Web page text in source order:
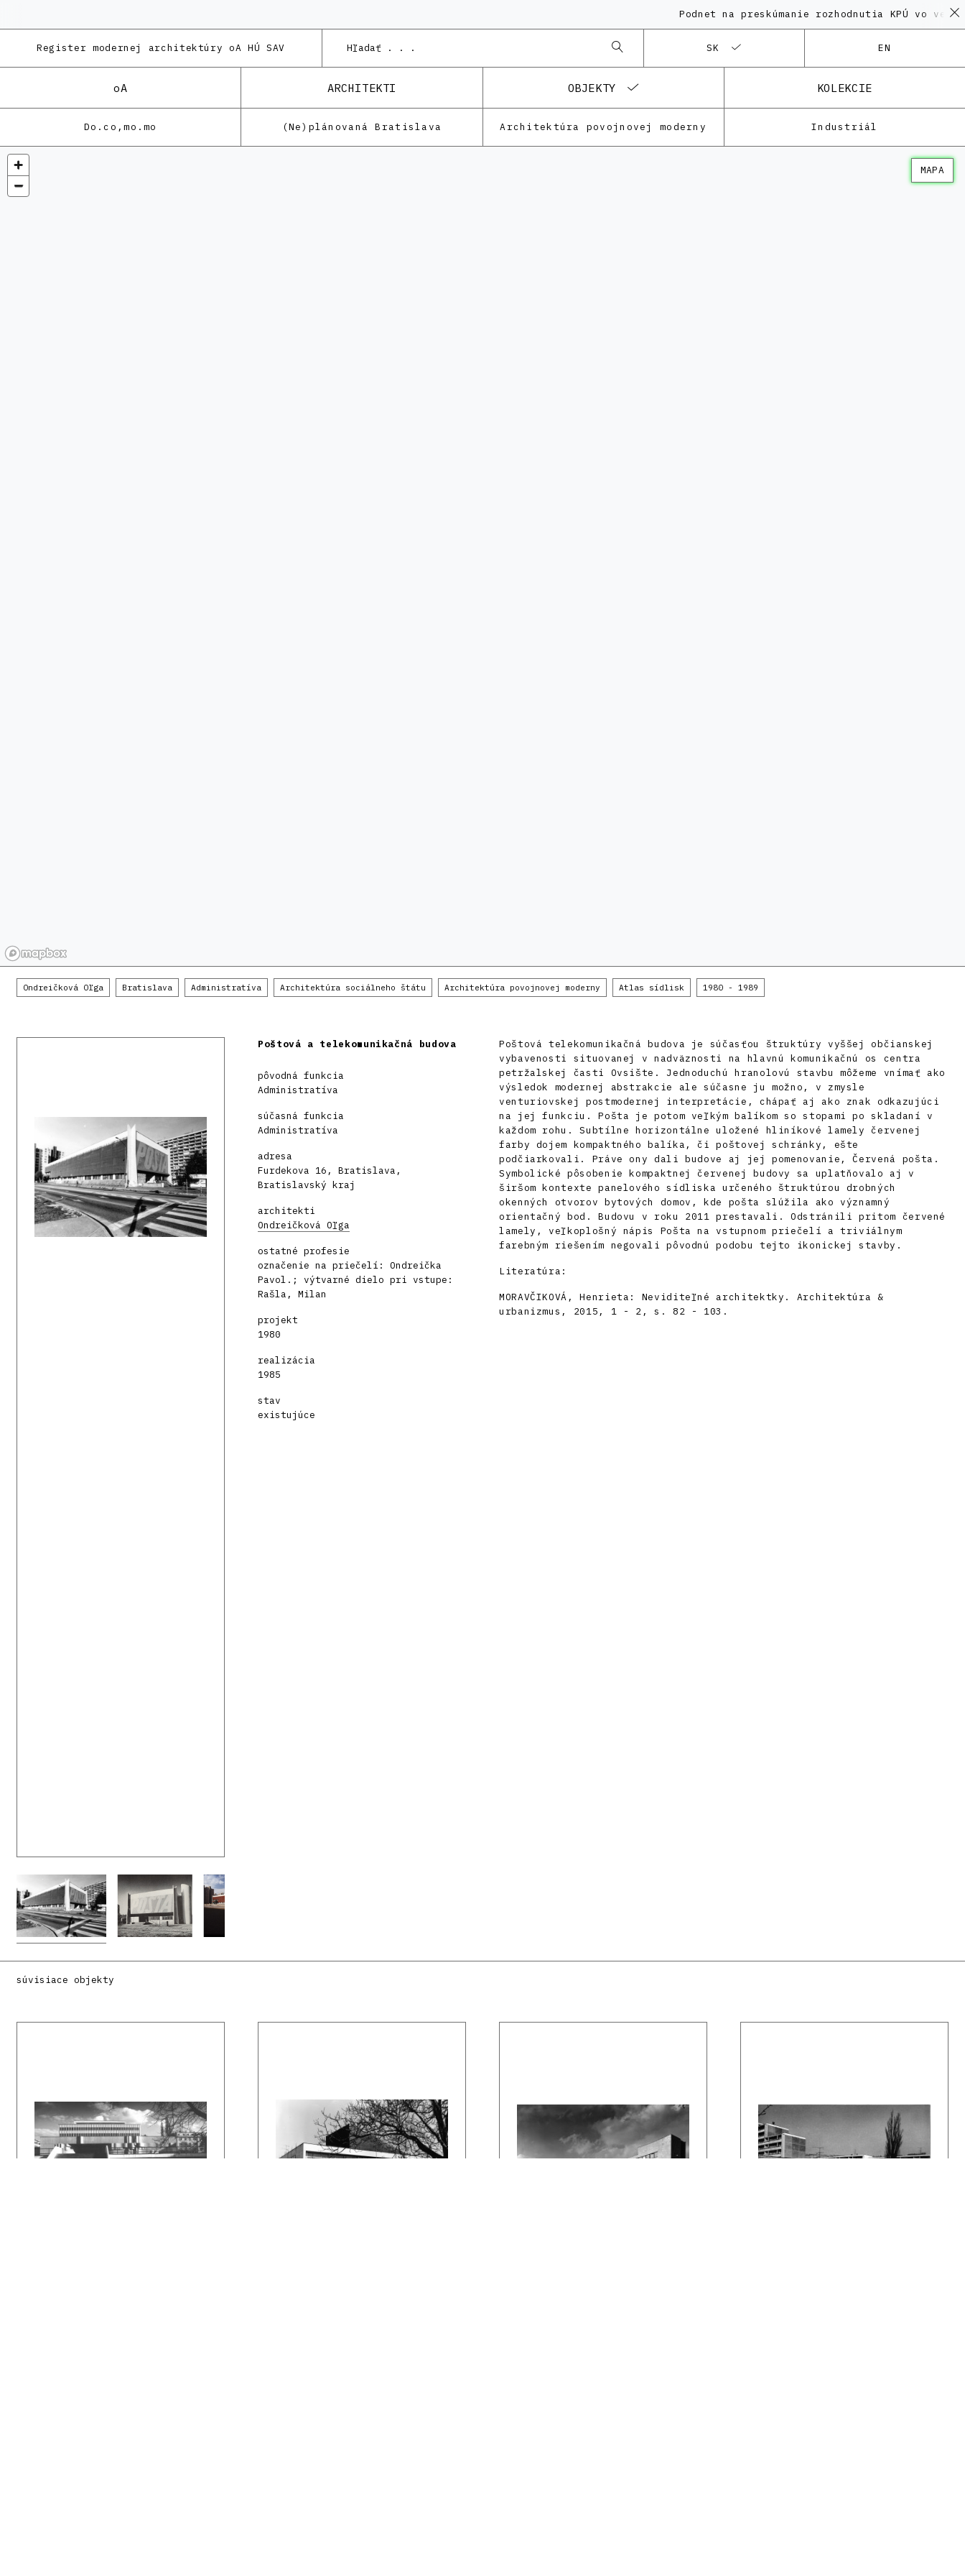
Podnet na preskúmanie rozhodnutia KPÚ vo veci
Register modernej architektúry oA HÚ SAV SK EN
oA ARCHITEKTI OBJEKTY KOLEKCIE
Do.co,mo.mo (Ne)plánovaná Bratislava Architektúra povojnovej moderny Industriál
MAPA
Ondreičková Oľga Bratislava Administratíva Architektúra sociálneho štátu Architektúra povojnovej moderny Atlas sídlisk 1980 - 1989
Poštová a telekomunikačná budova
pôvodná funkcia
Administratíva
súčasná funkcia
Administratíva
adresa
Furdekova 16, Bratislava,
Bratislavský kraj
architekti
Ondreičková Oľga
ostatné profesie
označenie na priečelí: Ondreička
Pavol.; výtvarné dielo pri vstupe:
Rašla, Milan
projekt
1980
realizácia
1985
stav
existujúce
Poštová telekomunikačná budova je súčasťou štruktúry vyššej občianskej
vybavenosti situovanej v nadväznosti na hlavnú komunikačnú os centra
petržalskej časti Ovsište. Jednoduchú hranolovú stavbu môžeme vnímať ako
výsledok modernej abstrakcie ale súčasne ju možno, v zmysle
venturiovskej postmodernej interpretácie, chápať aj ako znak odkazujúci
na jej funkciu. Pošta je potom veľkým balíkom so stopami po skladaní v
každom rohu. Subtílne horizontálne uložené hliníkové lamely červenej
farby dojem kompaktného balíka, či poštovej schránky, ešte
podčiarkovali. Práve ony dali budove aj jej pomenovanie, Červená pošta.
Symbolické pôsobenie kompaktnej červenej budovy sa uplatňovalo aj v
širšom kontexte panelového sídliska určeného štruktúrou drobných
okenných otvorov bytových domov, kde pošta slúžila ako významný
orientačný bod. Budovu v roku 2011 prestavali. Odstránili pritom červené
lamely, veľkoplošný nápis Pošta na vstupnom priečelí a triviálnym
farebným riešením negovali pôvodnú podobu tejto ikonickej stavby.
Literatúra:
MORAVČIKOVÁ, Henrieta: Neviditeľné architektky. Architektúra &
urbanizmus, 2015, 1 - 2, s. 82 - 103.
súvisiace objekty